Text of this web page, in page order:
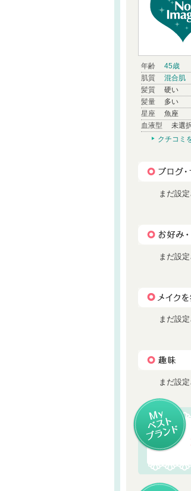
年齢
45歳
肌質
混合肌
髪質
硬い
髪量
多い
星座
魚座
血液型
未選
クチコミ
まだ設
まだ設
まだ設
まだ設